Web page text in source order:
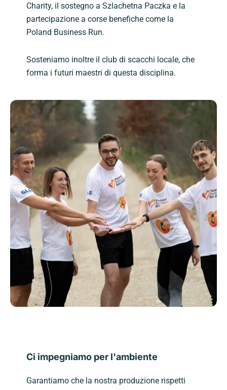
Charity, il sostegno a Szlachetna Paczka e la
partecipazione a corse benefiche come la
Poland Business Run.
Sosteniamo inoltre il club di scacchi locale, che
forma i futuri maestri di questa disciplina.
Ci impegniamo per l'ambiente
Garantiamo che la nostra produzione rispetti